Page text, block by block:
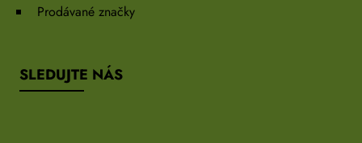
Prodávané značky
SLEDUJTE NÁS